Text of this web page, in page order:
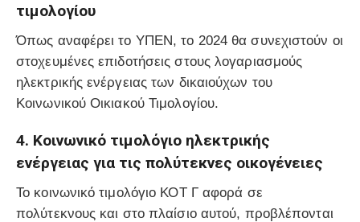
τιμολογίου
Όπως αναφέρει το ΥΠΕΝ, το 2024 θα συνεχιστούν οι
στοχευμένες επιδοτήσεις στους λογαριασμούς
ηλεκτρικής ενέργειας των δικαιούχων του
Κοινωνικού Οικιακού Τιμολογίου.
4. Κοινωνικό τιμολόγιο ηλεκτρικής
ενέργειας για τις πολύτεκνες οικογένειες
Το κοινωνικό τιμολόγιο ΚΟΤ Γ αφορά σε
πολύτεκνους και στο πλαίσιο αυτού, προβλέπονται